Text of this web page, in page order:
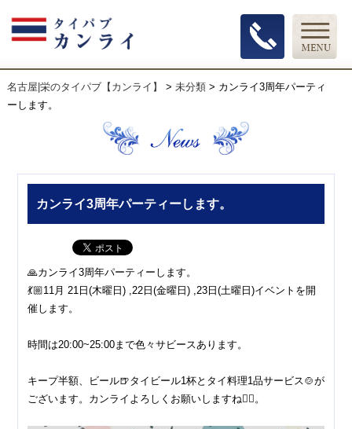
名古屋|栄のタイパブ【カンライ】 > 未分類> カンライ3周年パーティ
ーします。
カンライ3周年パーティーします。
🙏カンライ3周年パーティーします。
💃🏼11月 21日(木曜日) ,22日(金曜日) ,23日(土曜日)イベントを開
催します。
時間は20:00~25:00まで色々サビースあります。
キープ半額、ビール🍺タイビール1杯とタイ料理1品サービス🍲が
ございます。カンライよろしくお願いしますね🙇‍♀。